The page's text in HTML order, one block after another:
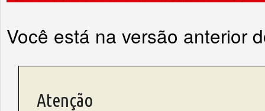
Você está na versão anterior
Atenção